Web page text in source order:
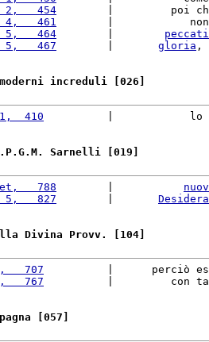
2,   454
|         poi
4,   461
|
5,   464
peccati
5,   467
gloria ,
increduli [026]
410
          |            lo
Sarnelli [019]
788
5,   827
Divina Provv. [104]
707
|      perciò
767
|         con
[057]